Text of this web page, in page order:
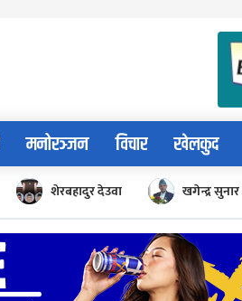
मनोरञ्जन विचार खेलकुद
शेरबहादुर देउवा खगेन्द्र सुनार